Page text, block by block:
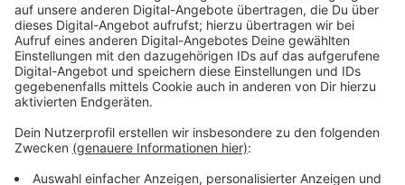
Öle kann man auch für Bäder oder Massagen nutzen,
da sie Erkältungskrankheiten vorbeugen.
Wichtig:Die Rezepte sind nur für die Verarbeitung von
Bio-Bäumen geeignet, weil diese nicht mit Pestiziden
verspeist werden! Besonders gesund sind Pinien,